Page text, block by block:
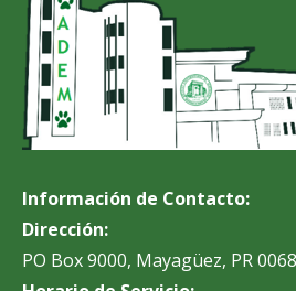
Información de Contacto:
Dirección:
PO Box 9000, Mayagüez, PR